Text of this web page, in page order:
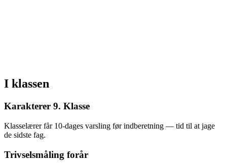
I klassen
Karakterer 9. Klasse
Klasselærer får 10-dages varsling før indberetning — tid til at jage
de sidste fag.
Trivselsmåling forår